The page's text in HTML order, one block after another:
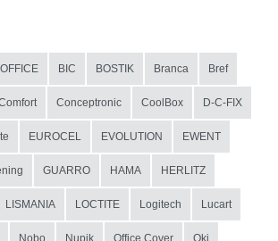
BIC BOSTIK Branca Bref
Conceptronic CoolBox D-C-FIX
EUROCEL EVOLUTION EWENT
GUARRO HAMA HERLITZ
LISMANIA LOCTITE Logitech Lucart
Nobo Nupik Office Cover Oki